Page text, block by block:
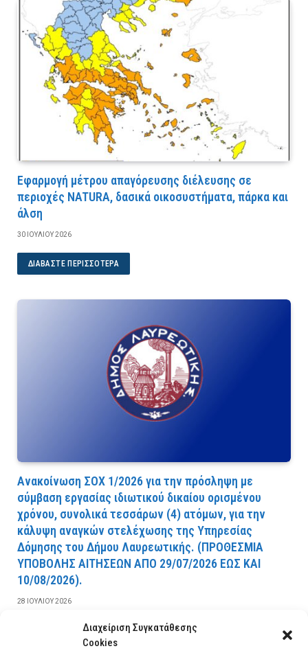
Διαχείριση Συγκατάθεσης
Cookies
Εφαρμογή μέτρου απαγόρευσης διέλευσης σε
περιοχές NATURA, δασικά οικοσυστήματα, πάρκα και
άλση
30 ΙΟΥΛΊΟΥ 2026
ΔΙΑΒΆΣΤΕ ΠΕΡΙΣΣΌΤΕΡΑ
Ανακοίνωση ΣΟΧ 1/2026 για την πρόσληψη με
σύμβαση εργασίας ιδιωτικού δικαίου ορισμένου
χρόνου, συνολικά τεσσάρων (4) ατόμων, για την
κάλυψη αναγκών στελέχωσης της Υπηρεσίας
Δόμησης του Δήμου Λαυρεωτικής. (ΠPOΘEΣMIA
YΠOBOΛHΣ AITHΣEΩN AΠO 29/07/2026 EΩΣ KAI
10/08/2026).
28 ΙΟΥΛΊΟΥ 2026
ΔΙΑΒΆΣΤΕ ΠΕΡΙΣΣΌΤΕΡΑ